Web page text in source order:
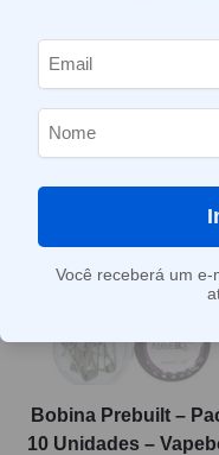
Mostrando todos os 5 resultados
Bobina Prebuilt –
10 Unidades –
Você receberá um